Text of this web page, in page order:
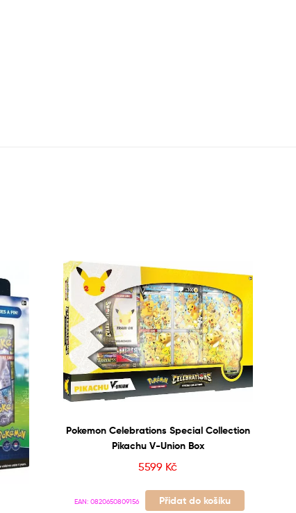
Pokemon Celebrations Special Collection
Pikachu V-Union Box
5599 Kč
EAN:0820650809156 Přidat do košíku